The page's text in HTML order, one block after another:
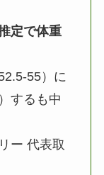
定で体重
55）に
するも中
ー 代表取